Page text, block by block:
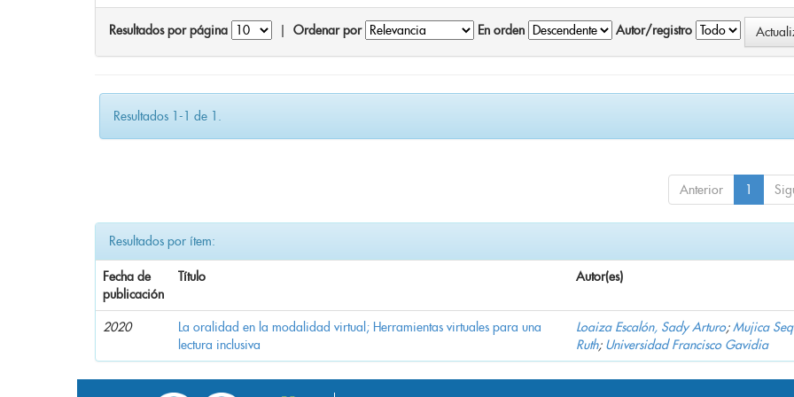
Resultados por página Ordenar por En orden Autor/registro
Resultados 1-1 de 1.
Anterior 1
Resultados por ítem:
Fecha de
publicación
Título Autor(es)
2020
La oralidad en la modalidad virtual; Herramientas virtuales para una
lectura inclusiva
Loaiza Escalón, Sady Arturo;Mujica
Ruth; Universidad Francisco Gavidia